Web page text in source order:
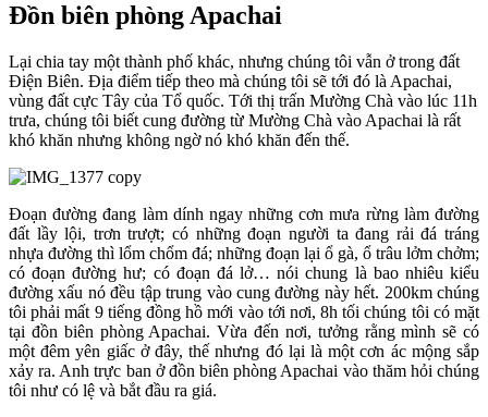
Đồn biên phòng Apachai
Lại chia tay một thành phố khác, nhưng chúng tôi vẫn ở trong đất
Điện Biên. Địa điểm tiếp theo mà chúng tôi sẽ tới đó là Apachai,
vùng đất cực Tây của Tổ quốc. Tới thị trấn Mường Chà vào lúc 11h
trưa, chúng tôi biết cung đường từ Mường Chà vào Apachai là rất
khó khăn nhưng không ngờ nó khó khăn đến thế.
Đoạn đường đang làm dính ngay những cơn mưa rừng làm đường
đất lầy lội, trơn trượt; có những đoạn người ta đang rải đá tráng
nhựa đường thì lổm chổm đá; những đoạn lại ổ gà, ổ trâu lởm chởm;
có đoạn đường hư; có đoạn đá lở… nói chung là bao nhiêu kiểu
đường xấu nó đều tập trung vào cung đường này hết. 200km chúng
tôi phải mất 9 tiếng đồng hồ mới vào tới nơi, 8h tối chúng tôi có mặt
tại đồn biên phòng Apachai. Vừa đến nơi, tưởng rằng mình sẽ có
một đêm yên giấc ở đây, thế nhưng đó lại là một cơn ác mộng sắp
xảy ra. Anh trực ban ở đồn biên phòng Apachai vào thăm hỏi chúng
tôi như có lệ và bắt đầu ra giá.